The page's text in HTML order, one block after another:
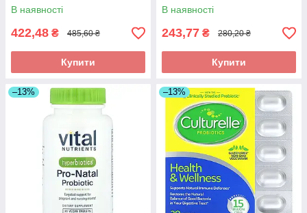
В наявності
422,48 ₴ 485,60 ₴
Купити
В наявності
243,77 ₴ 280,20 ₴
Купити
–13% –13%